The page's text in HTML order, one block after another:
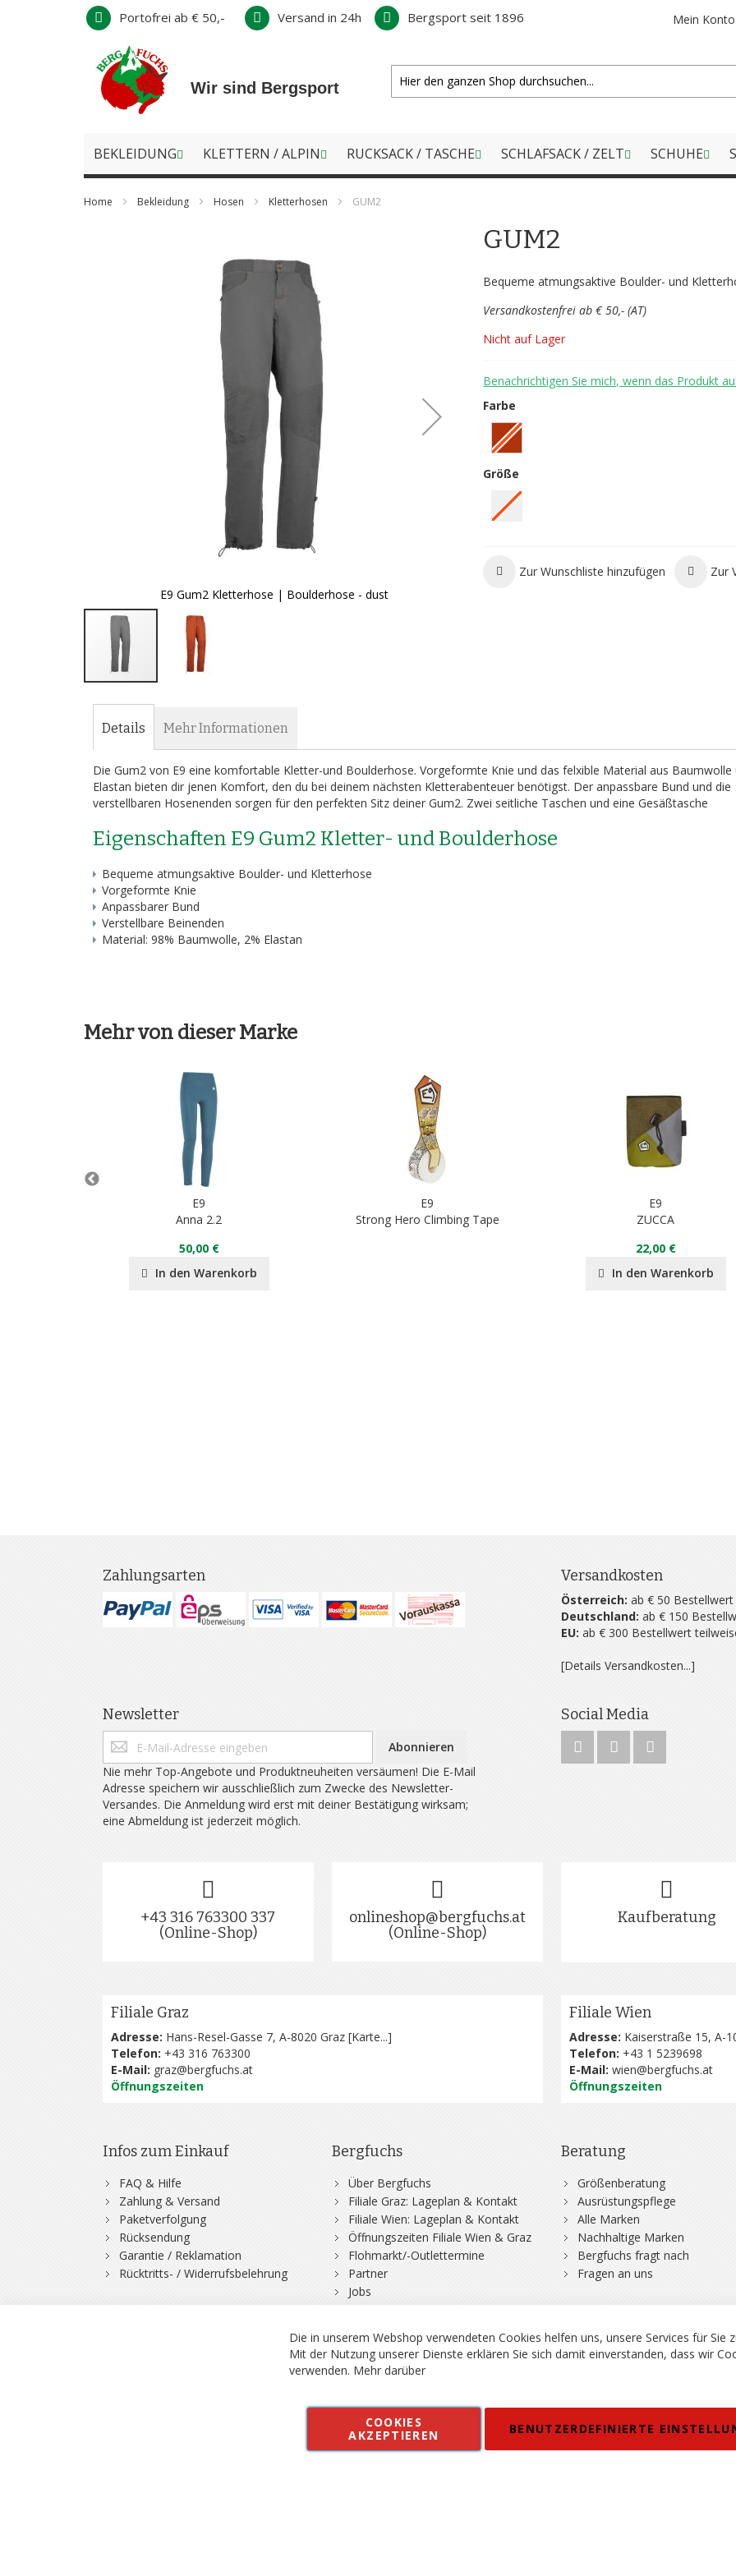
Direkt
Inhalt
Mein Konto
Portofrei ab € 50,- Versand in 24h Bergsport seit 1896
Wir sind Bergsport
BEKLEIDUNG KLETTERN / ALPIN RUCKSACK / TASCHE SCHLAFSACK / ZELT SCHUHE
Home Bekleidung Hosen Kletterhosen GUM2
E9 Gum2 Kletterhose | Boulderhose - dust
Anfang
GUM2
Bequeme atmungsaktive Boulder- und
Versandkostenfrei ab € 50,- (AT)
Nicht auf Lager
Benachrichtigen Sie mich, wenn das Produkt
Farbe
Größe
S
Zur Wunschliste hinzufügen Zur
Details
Die Gum2 von E9 eine komfortable Kletter-und Boulderhose. Vorgeformte Knie und das felxible Material aus Baumwolle
Elastan bieten dir jenen Komfort, den du bei deinem nächsten Kletterabenteuer benötigst. Der anpassbare Bund und die
verstellbaren Hosenenden sorgen für den perfekten Sitz deiner Gum2. Zwei seitliche Taschen und eine Gesäßtasche
Eigenschaften E9 Gum2 Kletter- und Boulderhose
Bequeme atmungsaktive Boulder- und Kletterhose
Vorgeformte Knie
Anpassbarer Bund
Verstellbare Beinenden
Material: 98% Baumwolle, 2% Elastan
Mehr Informationen
Mehr von dieser Marke
E9
Anna 2.2
50,00 €
In den Warenkorb
E9
Strong Hero Climbing Tape
E9
ZUCCA
22,00 €
In den Warenkorb
Zahlungsarten Versandkosten
Österreich: ab € 50
Deutschland: ab € 150
EU: ab € 300 Bestellwert
[Details Versandkosten...]
Newsletter
Abonnieren
Nie mehr Top-Angebote und Produktneuheiten versäumen! Die E-Mail
Adresse speichern wir ausschließlich zum Zwecke des Newsletter-
Versandes. Die Anmeldung wird erst mit deiner Bestätigung wirksam;
eine Abmeldung ist jederzeit möglich.
Social Media
+43 316 763300 337
(Online-Shop)
onlineshop@bergfuchs.at
(Online-Shop)
Kaufberatung
Filiale Graz
Adresse: Hans-Resel-Gasse 7, A-8020 Graz [Karte...]
Telefon: +43 316 763300
E-Mail: graz@bergfuchs.at
Öffnungszeiten
Filiale Wien
Adresse: Kaiserstraße 15, A-
Telefon: +43 1 5239698
E-Mail: wien@bergfuchs.at
Öffnungszeiten
Infos zum Einkauf
FAQ & Hilfe
Zahlung & Versand
Paketverfolgung
Rücksendung
Garantie / Reklamation
Rücktritts- / Widerrufsbelehrung
Bergfuchs
Über Bergfuchs
Filiale Graz: Lageplan & Kontakt
Filiale Wien: Lageplan & Kontakt
Öffnungszeiten Filiale Wien & Graz
Flohmarkt/-Outlettermine
Partner
Jobs
Beratung
Größenberatung
Ausrüstungspflege
Alle Marken
Nachhaltige Marken
Bergfuchs fragt nach
Fragen an uns
Vertrag widerrufen Kontakt AGB Datenschutz
Alle Preise inkl. MWSt. in EUR, Angebot solange Vorrat reicht. Fehler, Irrtümer und
Die in unserem Webshop verwendeten Cookies helfen uns, unsere Services für Sie
Mit der Nutzung unserer Dienste erklären Sie sich damit einverstanden, dass wir
verwenden. Mehr darüber
COOKIES
AKZEPTIEREN
BENUTZERDEFINIERTE